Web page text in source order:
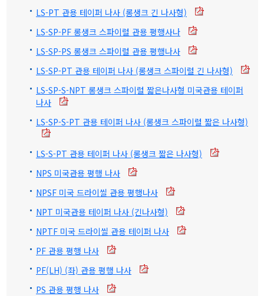
LS-PT 관용 테이퍼 나사 (롱생크 긴 나사형)
LS-SP-PF 롱생크 스파이럴 관용 평행사나
LS-SP-PS 롱생크 스파이럴 관용 평행나사
LS-SP-PT 관용 테이퍼 나사 (롱생크 스파이럴 긴 나사형)
LS-SP-S-NPT 롱생크 스파이럴 짧은나사형 미국관용 테이퍼
나사
LS-SP-S-PT 관용 테이퍼 나사 (롱생크 스파이럴 짧은 나사형)
LS-S-PT 관용 테이퍼 나사 (롱생크 짧은 나사형)
NPS 미국관용 평행 나사
NPSF 미국 드라이씰 관용 평행나사
NPT 미국관용 테이퍼 나사 (긴나사형)
NPTF 미국 드라이씰 관용 테이퍼 나사
PF 관용 평행 나사
PF(LH) (좌) 관용 평행 나사
PS 관용 평행 나사